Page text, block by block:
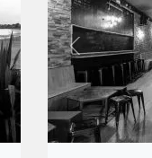
Précédent